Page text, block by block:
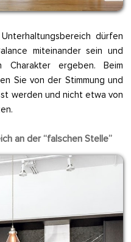
dürfen
miteinander sein und
Charakter ergeben. Beim
Sie von der Stimmung und
werden und nicht etwa von
an der “falschen Stelle”